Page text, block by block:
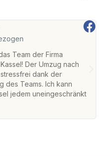
Team der Firma
Der Umzug nach
dank der
des Teams. Ich kann
jedem uneingeschränkt